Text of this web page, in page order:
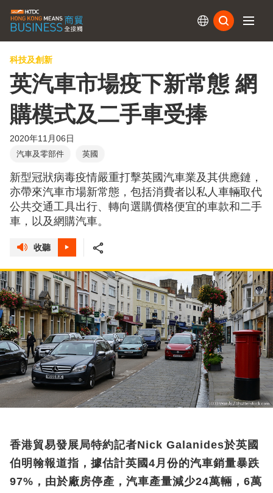
科技及創新
英汽車市場疫下新常態 網
購模式及二手車受捧
2020年11月06日
汽車及零部件 英國
新型冠狀病毒疫情嚴重打擊英國汽車業及其供應鏈，
亦帶來汽車市場新常態，包括消費者以私人車輛取代
公共交通工具出行、轉向選購價格便宜的車款和二手
車，以及網購汽車。
收聽
香港貿易發展局特約記者Nick Galanides於英國
伯明翰報道指，據估計英國4月份的汽車銷量暴跌
97%，由於廠房停產，汽車產量減少24萬輛，6萬